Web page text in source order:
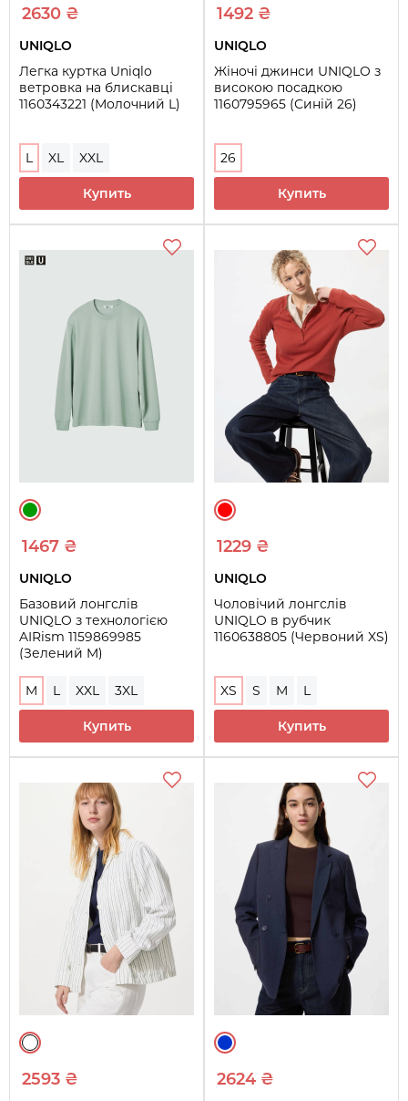
2630 ₴
UNIQLO
Легка куртка Uniqlo
ветровка на блискавці
1160343221 (Молочний L)
L XL XXL
Купить
1492 ₴
UNIQLO
Жіночі джинси UNIQLO з
високою посадкою
1160795965 (Синій 26)
26
Купить
1467 ₴
UNIQLO
Базовий лонгслів
UNIQLO з технологією
AIRism 1159869985
(Зелений M)
M L XXL 3XL
Купить
1229 ₴
UNIQLO
Чоловічий лонгслів
UNIQLO в рубчик
1160638805 (Червоний XS)
XS S M L
Купить
2593 ₴ 2624 ₴